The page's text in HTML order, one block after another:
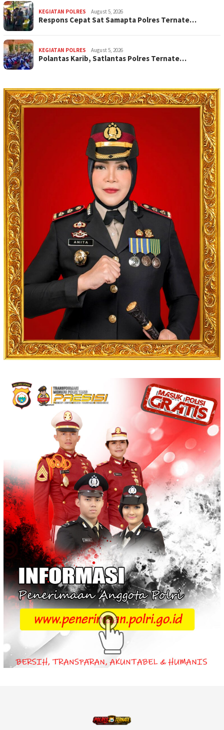
KEGIATAN POLRES August 5, 2026
Respons Cepat Sat Samapta Polres Ternate…
KEGIATAN POLRES August 5, 2026
Polantas Karib, Satlantas Polres Ternate…